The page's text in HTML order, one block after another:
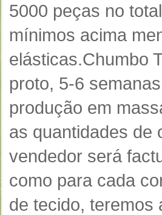
5000 peças no
mínimos acima
elásticas.Chumbo
proto, 5-6
produção em
as quantidades de
vendedor será
como para cada
de tecido, teremos